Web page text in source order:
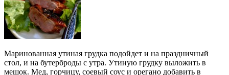
Маринованная утиная грудка подойдет и на праздничный
стол, и на бутерброды с утра. Утиную грудку выложить в
мешок. Мед, горчицу, соевый соус и орегано добавить в